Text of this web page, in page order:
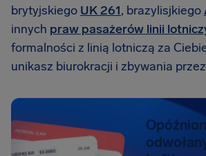
brytyjskiego UK 261, brazylisjkiego
innych praw pasażerów linii
formalności z linią lotniczą za
unikasz biurokracji i zbywania